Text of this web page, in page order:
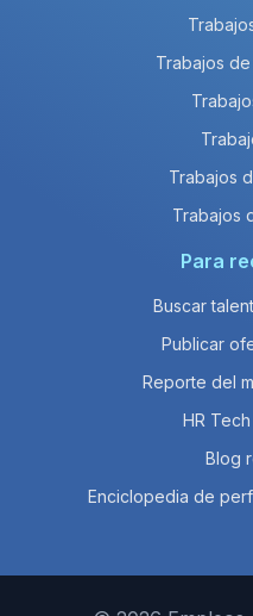
Trabajos
Trabajos
Trabajos
Para
Buscar
Publicar
Reporte del
HR
Blog
Enciclopedia de